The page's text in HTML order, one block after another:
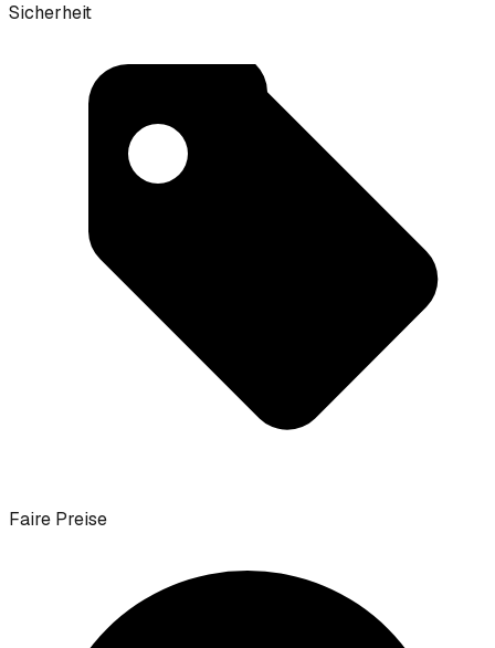
Sicherheit
Faire Preise